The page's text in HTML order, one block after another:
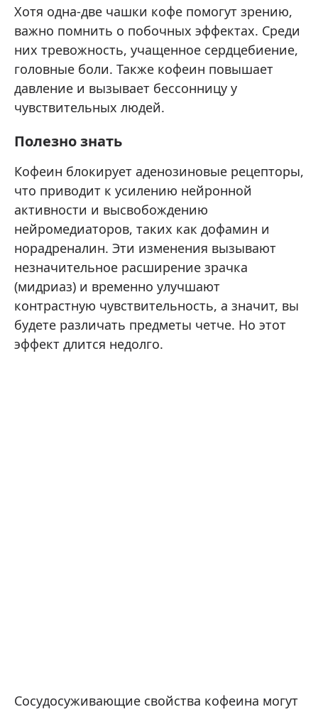
Хотя одна-две чашки кофе помогут зрению,
важно помнить о побочных эффектах. Среди
них тревожность, учащенное сердцебиение,
головные боли. Также кофеин повышает
давление и вызывает бессонницу у
чувствительных людей.
Полезно знать
Кофеин блокирует аденозиновые рецепторы,
что приводит к усилению нейронной
активности и высвобождению
нейромедиаторов, таких как дофамин и
норадреналин. Эти изменения вызывают
незначительное расширение зрачка
(мидриаз) и временно улучшают
контрастную чувствительность, а значит, вы
будете различать предметы четче. Но этот
эффект длится недолго.
Сосудосуживающие свойства кофеина могут